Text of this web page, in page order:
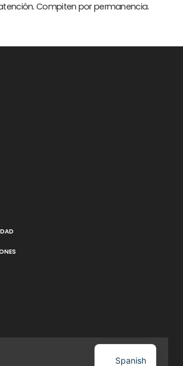
Compiten por permanencia.
Spanish